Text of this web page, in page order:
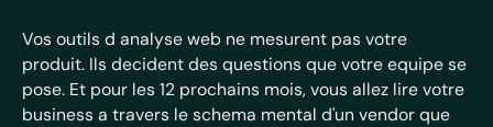
Vos outils d analyse web ne mesurent pas votre
produit. Ils decident des questions que votre equipe se
pose. Et pour les 12 prochains mois, vous allez lire votre
business a travers le schema mental d'un vendor que